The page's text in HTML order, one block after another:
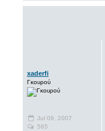
xaderfi
Γκουρού
Jul 09, 2007
565